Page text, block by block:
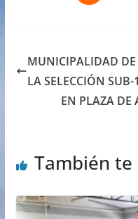
MUNICIPALIDAD
LA SELECCIÓN SUB-
EN PLAZA DE
También